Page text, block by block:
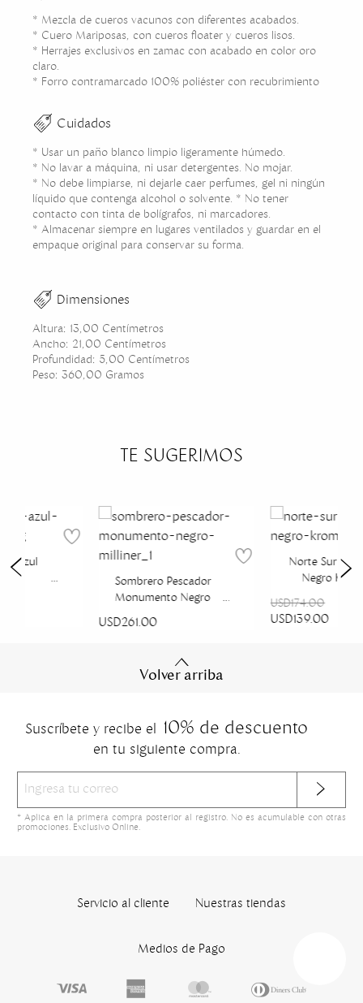
* Mezcla de cueros vacunos con diferentes acabados.
* Cuero Mariposas, con cueros floater y cueros lisos.
* Herrajes exclusivos en zamac con acabado en color oro
claro.
* Forro contramarcado 100% poliéster con recubrimiento
Cuidados
* Usar un paño blanco limpio ligeramente húmedo.
* No lavar a máquina, ni usar detergentes. No mojar.
* No debe limpiarse, ni dejarle caer perfumes, gel ni ningún
líquido que contenga alcohol o solvente. * No tener
contacto con tinta de bolígrafos, ni marcadores.
* Almacenar siempre en lugares ventilados y guardar en el
empaque original para conservar su forma.
Dimensiones
Altura: 13,00 Centímetros
Ancho: 21,00 Centímetros
Profundidad: 5,00 Centímetros
Peso: 360,00 Gramos
TE SUGERIMOS
Azul
Sombrero Pescador
Monumento Negro
USD261.00
Norte Sur
Negro
USD174.00
USD139.00
Volver arriba
Suscríbete y recibe el 10% de descuento
en tu siguiente compra.
* Aplica en la primera compra posterior al registro. No es acumulable con otras
promociones. Exclusivo Online.
Servicio al cliente Nuestras tiendas
Medios de Pago